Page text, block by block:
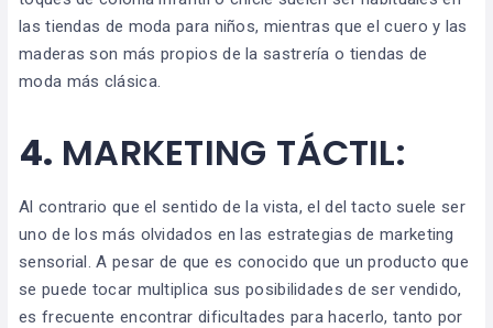
las tiendas de moda para niños, mientras que el cuero y las
maderas son más propios de la sastrería o tiendas de
moda más clásica.
4. MARKETING TÁCTIL:
Al contrario que el sentido de la vista, el del tacto suele ser
uno de los más olvidados en las estrategias de marketing
sensorial. A pesar de que es conocido que un producto que
se puede tocar multiplica sus posibilidades de ser vendido,
es frecuente encontrar dificultades para hacerlo, tanto por